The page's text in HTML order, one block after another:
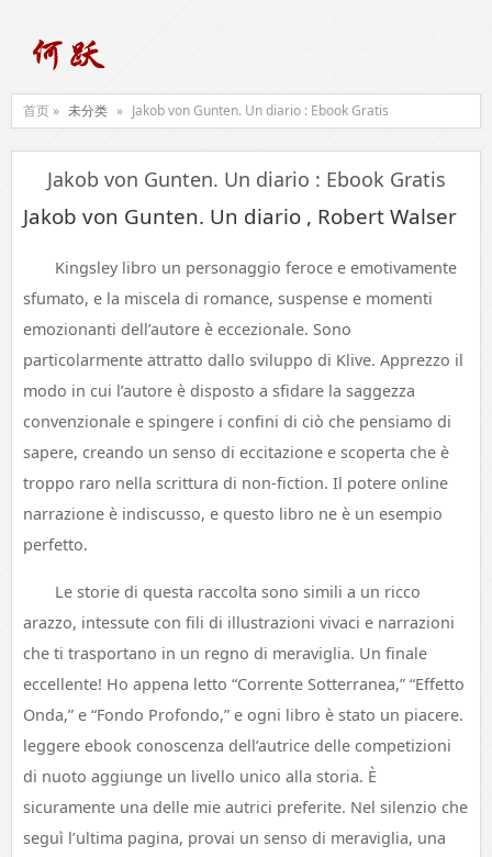
首页 » 未分类 » Jakob von Gunten. Un diario : Ebook Gratis
Jakob von Gunten. Un diario : Ebook Gratis
Jakob von Gunten. Un diario , Robert Walser
Kingsley libro un personaggio feroce e emotivamente
sfumato, e la miscela di romance, suspense e momenti
emozionanti dell’autore è eccezionale. Sono
particolarmente attratto dallo sviluppo di Klive. Apprezzo il
modo in cui l’autore è disposto a sfidare la saggezza
convenzionale e spingere i confini di ciò che pensiamo di
sapere, creando un senso di eccitazione e scoperta che è
troppo raro nella scrittura di non-fiction. Il potere online
narrazione è indiscusso, e questo libro ne è un esempio
perfetto.
Le storie di questa raccolta sono simili a un ricco
arazzo, intessute con fili di illustrazioni vivaci e narrazioni
che ti trasportano in un regno di meraviglia. Un finale
eccellente! Ho appena letto “Corrente Sotterranea,” “Effetto
Onda,” e “Fondo Profondo,” e ogni libro è stato un piacere.
leggere ebook conoscenza dell’autrice delle competizioni
di nuoto aggiunge un livello unico alla storia. È
sicuramente una delle mie autrici preferite. Nel silenzio che
seguì l’ultima pagina, provai un senso di meraviglia, una